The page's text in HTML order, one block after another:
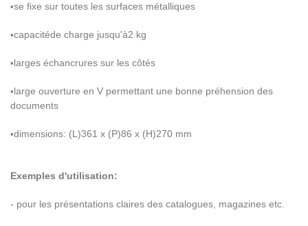
•se fixe sur toutes les surfaces métalliques
•capacitéde charge jusqu'à2 kg
•larges échancrures sur les côtés
•large ouverture en V permettant une bonne préhension des
documents
•dimensions: (L)361 x (P)86 x (H)270 mm
Exemples d'utilisation:
- pour les présentations claires des catalogues, magazines etc.